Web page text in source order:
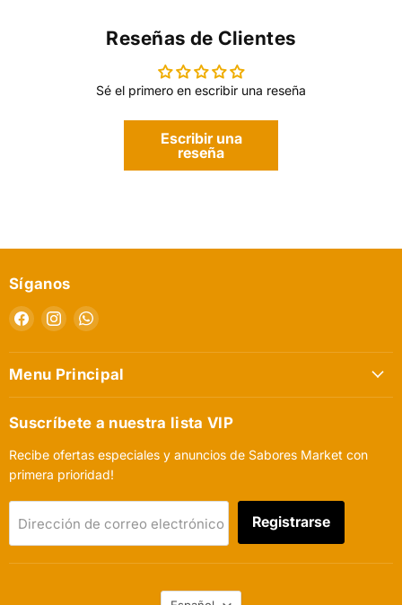
Reseñas de Clientes
Sé el primero en escribir una reseña
Escribir una
reseña
Síganos
Encuéntrenos
en
Facebook
Encuéntrenos
en
Instagram
Encuéntrenos
WhatsApp
Menu Principal
Suscríbete a nuestra lista VIP
Recibe ofertas especiales y anuncios de Sabores Market con
primera prioridad!
Dirección de correo electrónico Registrarse